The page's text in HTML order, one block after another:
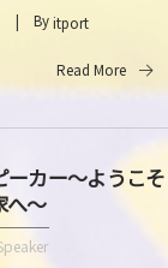
Byitport
Read More
ーカー～ようこそ
へ～